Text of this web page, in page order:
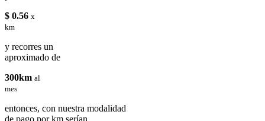
$ 0.56 x
km
y recorres un
aproximado de
300km al
mes
entonces, con nuestra modalidad
de pago por km serían